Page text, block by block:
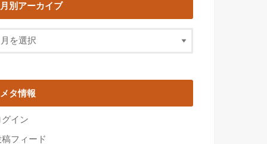
月別アーカイブ
メタ情報
グイン
稿フィード